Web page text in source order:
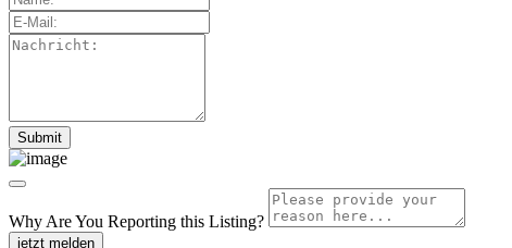
Why Are You Reporting this Listing?
jetzt melden